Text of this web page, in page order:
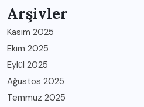
Arşivler
Kasım 2025
Ekim 2025
Eylül 2025
Ağustos 2025
Temmuz 2025